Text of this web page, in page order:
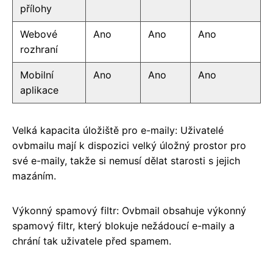
přílohy
Webové
rozhraní
Ano Ano Ano
Mobilní
aplikace
Ano Ano Ano
Velká kapacita úložiště pro e-maily: Uživatelé
ovbmailu mají k dispozici velký úložný prostor pro
své e-maily, takže si nemusí dělat starosti s jejich
mazáním.
Výkonný spamový filtr: Ovbmail obsahuje výkonný
spamový filtr, který blokuje nežádoucí e-maily a
chrání tak uživatele před spamem.